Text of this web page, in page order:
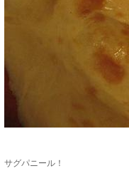
サグパニール！